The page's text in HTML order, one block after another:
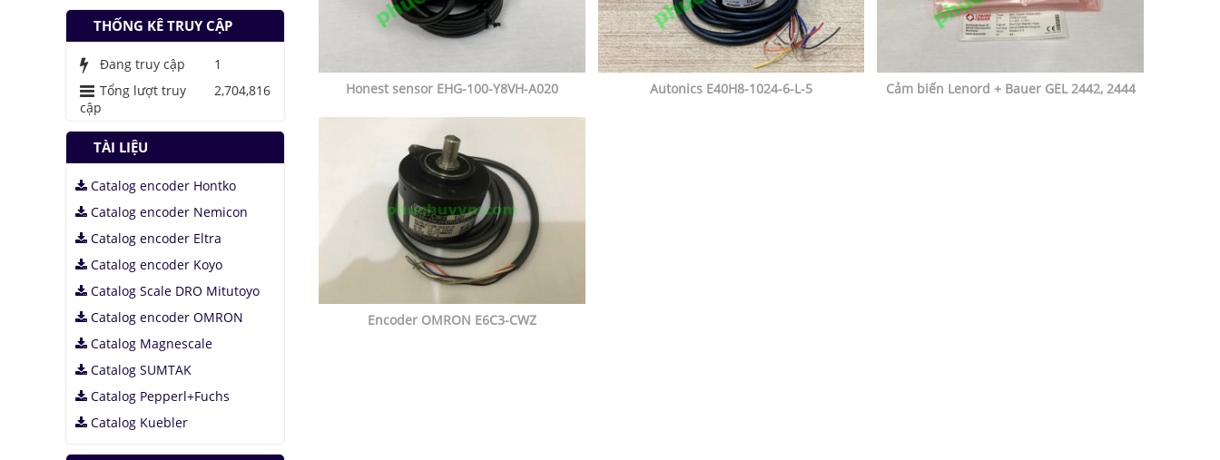
Honest sensor EHG-100-Y8VH-A020 Autonics E40H8-1024-6-L-5 Cảm biến Lenord + Bauer GEL 2442, 2444
Encoder OMRON E6C3-CWZ
THỐNG KÊ TRUY CẬP
Đang truy cập
1
Tổng lượt truy
cập
2,704,816
TÀI LIỆU
Catalog encoder Hontko
Catalog encoder Nemicon
Catalog encoder Eltra
Catalog encoder Koyo
Catalog Scale DRO Mitutoyo
Catalog encoder OMRON
Catalog Magnescale
Catalog SUMTAK
Catalog Pepperl+Fuchs
Catalog Kuebler